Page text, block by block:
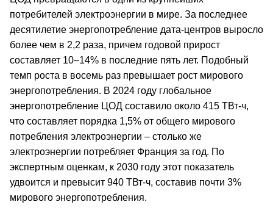
потребителей электроэнергии в мире. За последнее
десятилетие энергопотребление дата-центров выросло
более чем в 2,2 раза, причем годовой прирост
составляет 10–14% в последние пять лет. Подобный
темп роста в восемь раз превышает рост мирового
энергопотребления. В 2024 году глобальное
энергопотребление ЦОД составило около 415 ТВт-ч,
что составляет порядка 1,5% от общего мирового
потребления электроэнергии – столько же
электроэнергии потребляет Франция за год. По
экспертным оценкам, к 2030 году этот показатель
удвоится и превысит 940 ТВт-ч, составив почти 3%
мирового энергопотребления.